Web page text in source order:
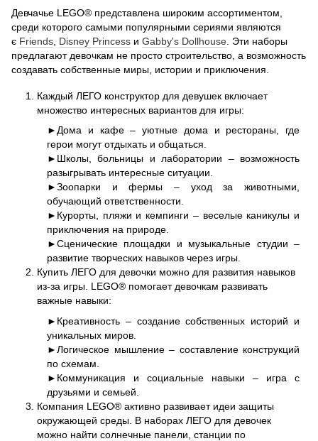
Девчачье LEGO® представлена ​​широким ассортиментом,
среди которого самыми популярными сериями являются
є Friends Disney Princess и Gabby's Dollhouse . Эти наборы
предлагают девочкам не просто строительство, а возможность
создавать собственные миры, истории и приключения.
Каждый ЛЕГО конструктор для девушек включает
множество интересных вариантов для игры:
►Дома и кафе – уютные дома и рестораны, где
герои могут отдыхать и общаться.
►Школы, больницы и лаборатории – возможность
разыгрывать интересные ситуации.
►Зоопарки и фермы – уход за животными,
обучающий ответственности.
►Курорты, пляжи и кемпинги – веселые каникулы и
приключения на природе.
►Сценические площадки и музыкальные студии –
развитие творческих навыков через игры.
Купить ЛЕГО для девочки можно для развития навыков
из-за игры. LEGO® помогает девочкам развивать
важные навыки:
►Креативность – создание собственных историй и
уникальных миров.
►Логическое мышление – составление конструкций
по схемам.
►Коммуникация и социальные навыки – игра с
друзьями и семьей.
Компания LEGO® активно развивает идеи защиты
окружающей среды. В наборах ЛЕГО для девочек
можно найти солнечные панели, станции по